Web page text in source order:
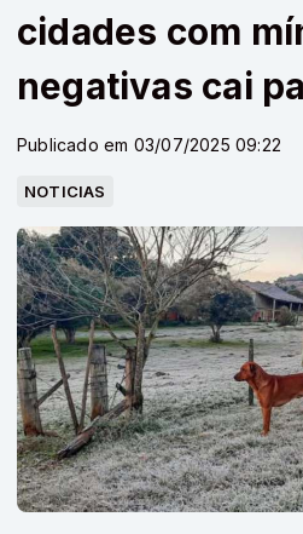
cidades com
negativas cai
Publicado em 03/07/2025 09:22
NOTICIAS